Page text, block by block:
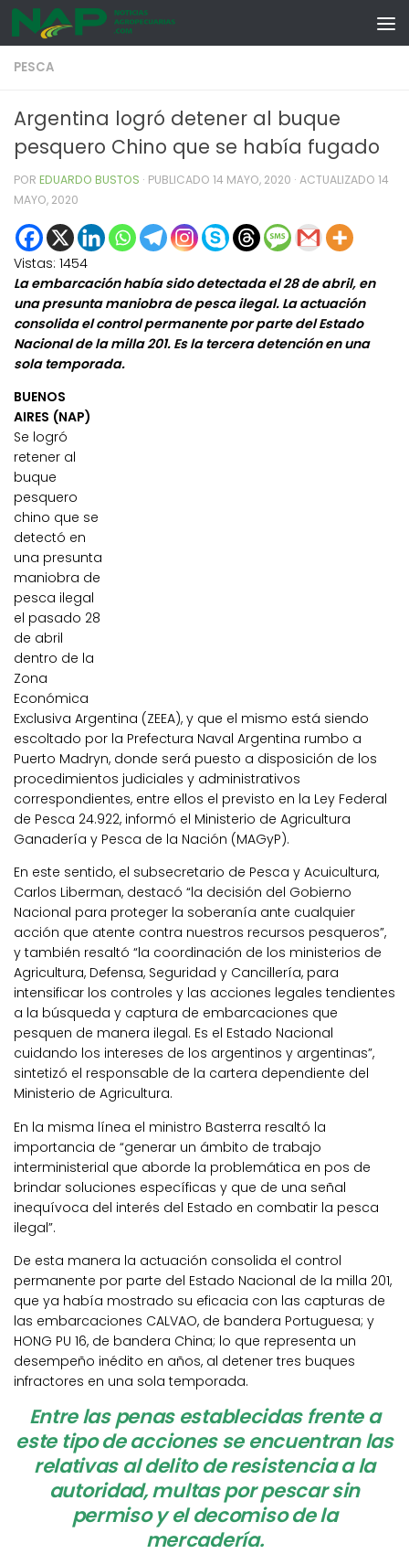
Skip to content
PESCA
Argentina logró detener al buque
pesquero Chino que se había fugado
POR EDUARDO BUSTOS · PUBLICADO 14 MAYO, 2020 · ACTUALIZADO 14
MAYO, 2020
Vistas: 1454
La embarcación había sido detectada el 28 de abril, en
una presunta maniobra de pesca ilegal. La actuación
consolida el control permanente por parte del Estado
Nacional de la milla 201. Es la tercera detención en una
sola temporada.
BUENOS
AIRES (NAP)
Se logró
retener al
buque
pesquero
chino que se
detectó en
una presunta
maniobra de
pesca ilegal
el pasado 28
de abril
dentro de la
Zona
Económica
Exclusiva Argentina (ZEEA), y que el mismo está siendo
escoltado por la Prefectura Naval Argentina rumbo a
Puerto Madryn, donde será puesto a disposición de los
procedimientos judiciales y administrativos
correspondientes, entre ellos el previsto en la Ley Federal
de Pesca 24.922, informó el Ministerio de Agricultura
Ganadería y Pesca de la Nación (MAGyP).
En este sentido, el subsecretario de Pesca y Acuicultura,
Carlos Liberman, destacó “la decisión del Gobierno
Nacional para proteger la soberanía ante cualquier
acción que atente contra nuestros recursos pesqueros”,
y también resaltó “la coordinación de los ministerios de
Agricultura, Defensa, Seguridad y Cancillería, para
intensificar los controles y las acciones legales tendientes
a la búsqueda y captura de embarcaciones que
pesquen de manera ilegal. Es el Estado Nacional
cuidando los intereses de los argentinos y argentinas”,
sintetizó el responsable de la cartera dependiente del
Ministerio de Agricultura.
En la misma línea el ministro Basterra resaltó la
importancia de “generar un ámbito de trabajo
interministerial que aborde la problemática en pos de
brindar soluciones específicas y que de una señal
inequívoca del interés del Estado en combatir la pesca
ilegal”.
De esta manera la actuación consolida el control
permanente por parte del Estado Nacional de la milla 201,
que ya había mostrado su eficacia con las capturas de
las embarcaciones CALVAO, de bandera Portuguesa; y
HONG PU 16, de bandera China; lo que representa un
desempeño inédito en años, al detener tres buques
infractores en una sola temporada.
Entre las penas establecidas frente a
este tipo de acciones se encuentran las
relativas al delito de resistencia a la
autoridad, multas por pescar sin
permiso y el decomiso de la
mercadería.